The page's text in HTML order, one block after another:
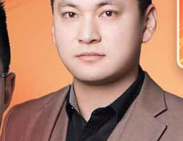
2020 2019 2018 2017 2016
1998 1997 1996 1995 1994 1993
1975 1974 1973 1972 1971
1952 1951 1950 1948
1929 1928 1927 1926